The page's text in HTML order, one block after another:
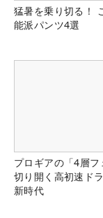
猛暑を乗り切る！
能派パンツ4選
プロギアの「4層
切り開く高初速ド
新時代